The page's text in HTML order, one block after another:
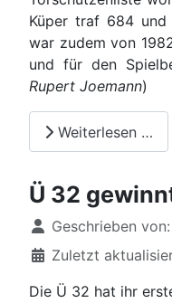
Küper traf 684 und
war zudem von
und für den
Rupert Joemann)
Weiterlesen …
Ü 32
DetailsGeschrieben von:
Zuletzt
Die Ü 32 hat ihr